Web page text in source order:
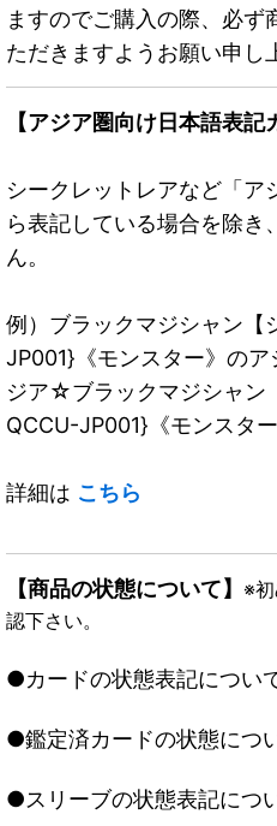
ますのでご購入の際、必
ただきますようお願い申し
【アジア圏向け日本語表記
シークレットレアなど「ア
ら表記している場合を除
ん。
例）ブラックマジシャン【
JP001}《モンスター》の
ジア☆ブラックマジシャン
QCCU-JP001}《モンスター
詳細は こちら
【商品の状態について】 ※
認下さい。
●カードの状態表記につい
●鑑定済カードの状態につ
●スリーブの状態表記につ